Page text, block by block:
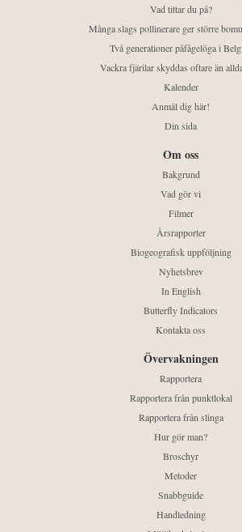
Vad tittar du på?
Många slags pollinerare ger större
Två generationer påfågelöga i
Vackra fjärilar skyddas oftare än
Kalender
Anmäl dig här!
Din sida
Om oss
Bakgrund
Vad gör vi
Filmer
Årsrapporter
Biogeografisk uppföljning
Nyhetsbrev
In English
Butterfly Indicators
Kontakta oss
Övervakningen
Rapportera
Rapportera från punktlokal
Rapportera från slinga
Hur gör man?
Broschyr
Metoder
Snabbguide
Handledning